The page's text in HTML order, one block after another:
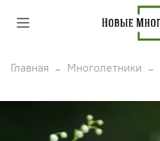
Главная Многолетники